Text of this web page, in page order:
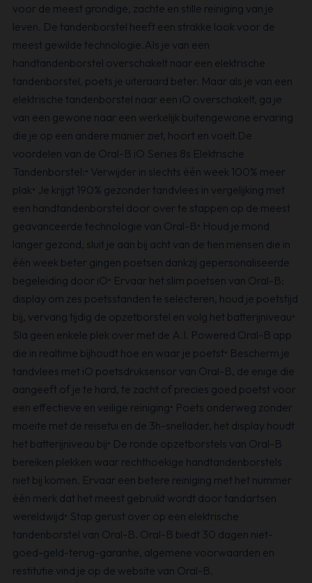
voor de meest grondige, zachte en stille reiniging van je
leven. De tandenborstel heeft een strakke look voor de
meest gewilde technologie.Als je van een
handtandenborstel overschakelt naar een elektrische
tandenborstel, poets je uiteraard beter. Maar als je van een
elektrische tandenborstel naar een iO overschakelt, ga je
van een gewone naar een werkelijk buitengewone ervaring
die je op een andere manier ziet, hoort en voelt.De
voordelen van de Oral-B iO Series 8s Elektrische
Tandenborstel:• Verwijder in slechts één week 100% meer
plak• Je krijgt 190% gezonder tandvlees in vergelijking met
een handtandenborstel door over te stappen op de meest
geavanceerde technologie van Oral-B• Houd je mond
langer gezond, sluit je aan bij acht van de tien mensen die in
één week beter gingen poetsen dankzij gepersonaliseerde
begeleiding door iO• Ervaar het slim poetsen van Oral-B:
display om zes poetsstanden te selecteren, houd je poetstijd
bij, vervang tijdig de opzetborstel en volg het batterijniveau•
Sla geen enkele plek over met de A.I. Powered Oral-B app
die in realtime bijhoudt hoe en waar je poetst• Bescherm je
tandvlees met iO poetsdruksensor van Oral-B, de enige die
aangeeft of je te hard, te zacht of precies goed poetst voor
een effectieve en veilige reiniging• Poets onderweg zonder
moeite met de reisetui en de 3h-snellader, het display houdt
het batterijniveau bij• De ronde opzetborstels van Oral-B
bereiken plekken waar rechthoekige handtandenborstels
niet bij komen. Ervaar een betere reiniging met het nummer
één merk dat het meest gebruikt wordt door tandartsen
wereldwijd• Stap gerust over op een elektrische
tandenborstel van Oral-B. Oral-B biedt 30 dagen niet-
goed-geld-terug-garantie, algemene voorwaarden en
restitutie vind je op de website van Oral-B.